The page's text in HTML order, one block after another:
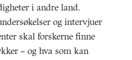
i andre land.
og intervjuer
skal forskerne finne
– og hva som kan